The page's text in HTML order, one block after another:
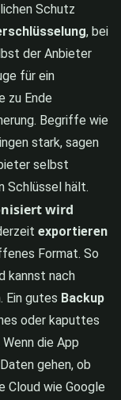
Schutz
, bei
der Anbieter
für ein
zu Ende
Begriffe wie
stark, sagen
selbst
Schlüssel hält.
wird
exportieren
Format. So
kannst nach
Ein gutes Backup
oder kaputtes
die App
gehen, ob
Cloud wie Google